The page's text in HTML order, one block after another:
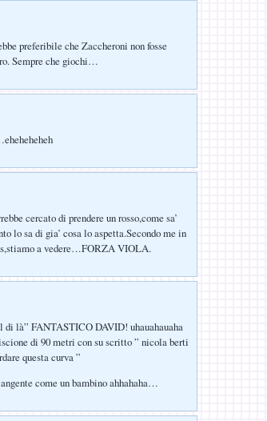
preferibile che Zaccheroni non fosse
Sempre che giochi…
cercato di prendere un rosso,come sa’
lo sa di gia’ cosa lo aspetta.Secondo me in
a vedere…FORZA VIOLA.
di là” FANTASTICO DAVID! uhauahauaha
di 90 metri con su scritto ” nicola berti
questa curva ”
come un bambino ahhahaha…